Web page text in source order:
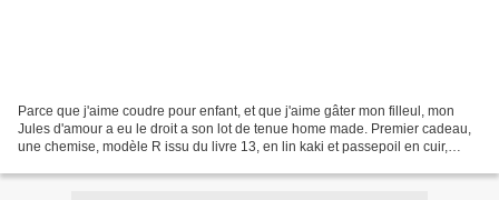
Parce que j'aime coudre pour enfant, et que j'aime gâter mon filleul, mon
Jules d'amour a eu le droit a son lot de tenue home made. Premier cadeau,
une chemise, modèle R issu du livre 13, en lin kaki et passepoil en cuir,